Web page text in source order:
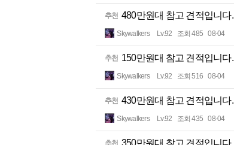
추천 480만원대 참고 견적입니다.
Skywalkers Lv.92 조회 485 08-04
추천 150만원대 참고 견적입니다.
Skywalkers Lv.92 조회 516 08-04
추천 430만원대 참고 견적입니다.
Skywalkers Lv.92 조회 435 08-04
추천 350만원대 참고 견적입니다.